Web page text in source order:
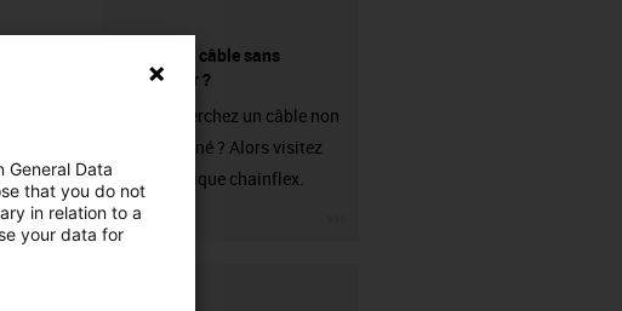
Acheter un câble sans
connecteur ?
Vous recherchez un câble non
confectionné ? Alors visitez
notre boutique chainflex.
Data
that you do not
in relation to a
your data for